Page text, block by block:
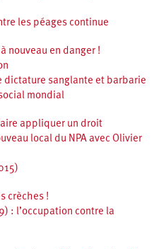
les péages continue
nouveau en danger !
dictature sanglante et barbarie
mondial
appliquer un droit
local du NPA avec Olivier
crèches !
: l’occupation contre la